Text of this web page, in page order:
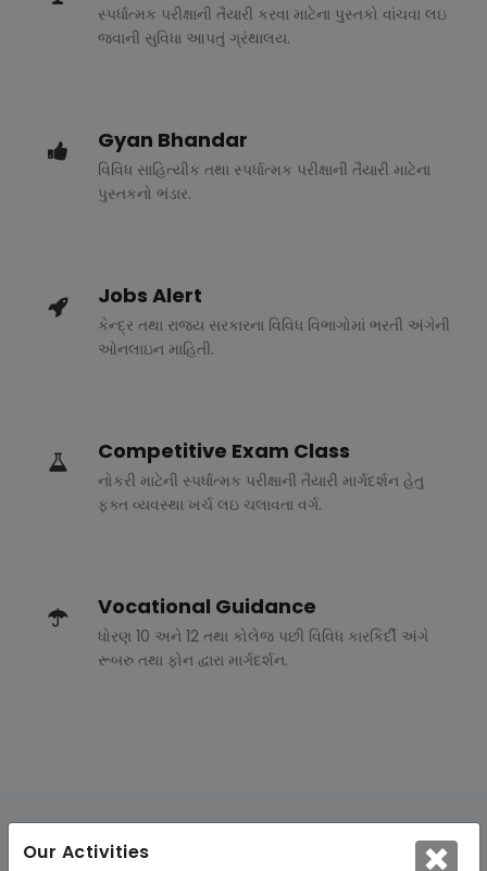
Our Activities
સ્પર્ધાત્મક પરીક્ષાની તૈયારી કરવા માટેના પુસ્તકો વાંચવા લઇ
જવાની સુવિધા આપતું ગ્રંથાલય.
Gyan Bhandar
વિવિધ સાહિત્યીક તથા સ્પર્ધાત્મક પરીક્ષાની તૈયારી માટેના
પુસ્તકનો ભંડાર.
Jobs Alert
કેન્દ્ર તથા રાજ્ય સરકારના વિવિધ વિભાગોમાં ભરતી અંગેની
ઓનલાઇન માહિતી.
Competitive Exam Class
નોકરી માટેની સ્પર્ધાત્મક પરીક્ષાની તૈયારી માર્ગદર્શન હેતુ
ફક્ત વ્યવસ્થા ખર્ચ લઇ ચલાવતા વર્ગ.
Vocational Guidance
ધોરણ 10 અને 12 તથા કોલેજ પછી વિવિધ કારકિર્દી અંગે
રૂબરુ તથા ફોન દ્વારા માર્ગદર્શન.